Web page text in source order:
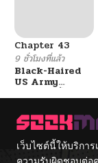
Chapter 43
9 ชั่วโมงที่แล้ว
Black-Haired
US Army
General ย้อนเวลา
เว็บไซต์นี้ให้บริกา